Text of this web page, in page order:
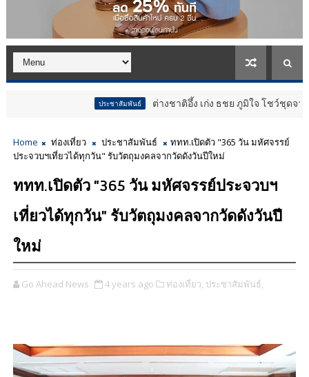
ต่างชาติอึ้ง เก่ง ธชย ภูมิใจ โชว์ชุดจากผ้าขาวม้า ปิดจ
Home ท่องเที่ยว ประชาสัมพันธ์
ททท.เปิดตัว "365 วัน มหัศจรรย์
ประจวบฯเที่ยวได้ทุกวัน" รับวัตถุมงคลจากวัดดังวันปีใหม่
ททท.เปิดตัว "365 วัน มหัศจรรย์ประจวบฯ
เที่ยวได้ทุกวัน" รับวัตถุมงคลจากวัดดังวันปี
ใหม่
Go Ahead News 4 years ago ท่องเที่ยว, ประชาสัมพันธ์,